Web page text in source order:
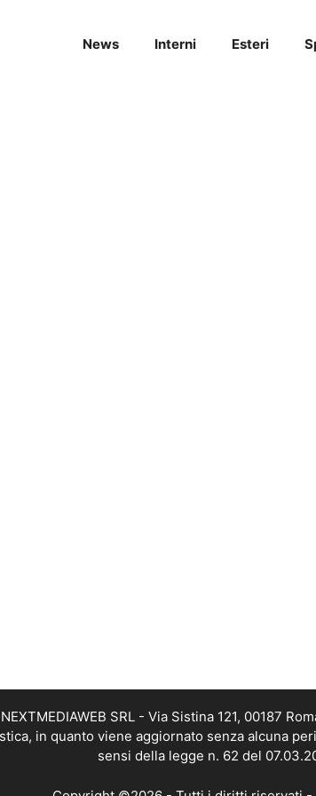
News Interni Esteri
SRL - Via Sistina 121, 00187
in quanto viene aggiornato senza alcuna
sensi della legge n. 62 del